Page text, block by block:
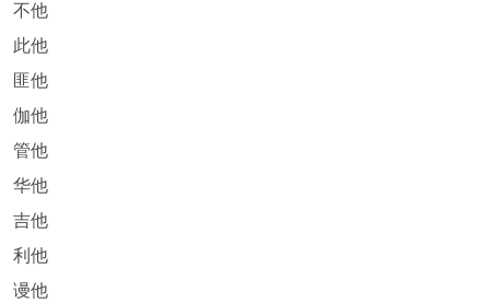
不他
此他
匪他
伽他
管他
华他
吉他
利他
谩他